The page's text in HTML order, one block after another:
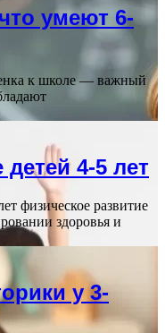
умеют 6-
к школе — важный
4-5 лет
физическое развитие
здоровья и
у 3-